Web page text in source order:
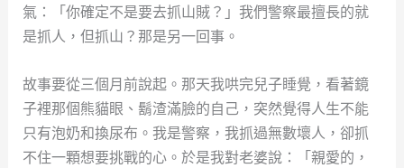
氣：「你確定不是要去抓山賊？」我們警察最擅長的就
是抓人，但抓山？那是另一回事。
故事要從三個月前說起。那天我哄完兒子睡覺，看著鏡
子裡那個熊貓眼、鬍渣滿臉的自己，突然覺得人生不能
只有泡奶和換尿布。我是警察，我抓過無數壞人，卻抓
不住一顆想要挑戰的心。於是我對老婆說：「親愛的，